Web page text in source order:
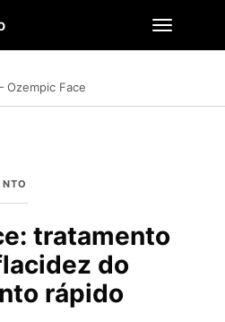
Ozempic Face
tratamento
do
rápido